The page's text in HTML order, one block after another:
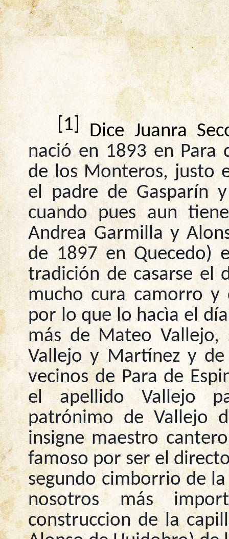
[1]
Dice Juanra
nació en 1893 en Para
de los Monteros, justo
el padre de Gasparín
cuando pues aun
Andrea Garmilla y
de 1897 en Quecedo)
tradición de casarse el
mucho cura camorro y
por lo que lo hacìa el
más de Mateo
Vallejo y Martínez y
vecinos de Para de
el apellido Vallejo
patrónimo de Vallejo
insigne maestro
famoso por ser el
segundo cimborrio de
nosotros más
construccion de la